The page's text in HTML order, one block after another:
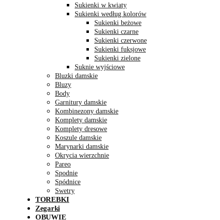
Sukienki w kwiaty
Sukienki według kolorów
Sukienki beżowe
Sukienki czarne
Sukienki czerwone
Sukienki fuksjowe
Sukienki zielone
Suknie wyjściowe
Bluzki damskie
Bluzy
Body
Garnitury damskie
Kombinezony damskie
Komplety damskie
Komplety dresowe
Koszule damskie
Marynarki damskie
Okrycia wierzchnie
Pareo
Spodnie
Spódnice
Swetry
TOREBKI
Zegarki
OBUWIE